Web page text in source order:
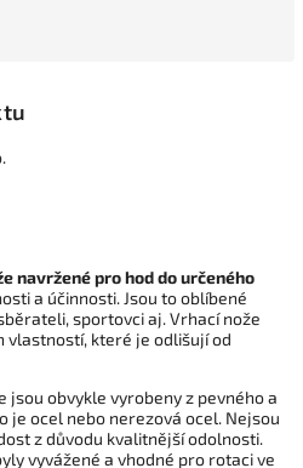
navržené pro hod do určeného
a účinnosti. Jsou to oblíbené
sportovci aj. Vrhací nože
vlastností, které je odlišují od
jsou obvykle vyrobeny z pevného a
je ocel nebo nerezová ocel. Nejsou
z důvodu kvalitnější odolnosti.
vyvážené a vhodné pro rotaci ve